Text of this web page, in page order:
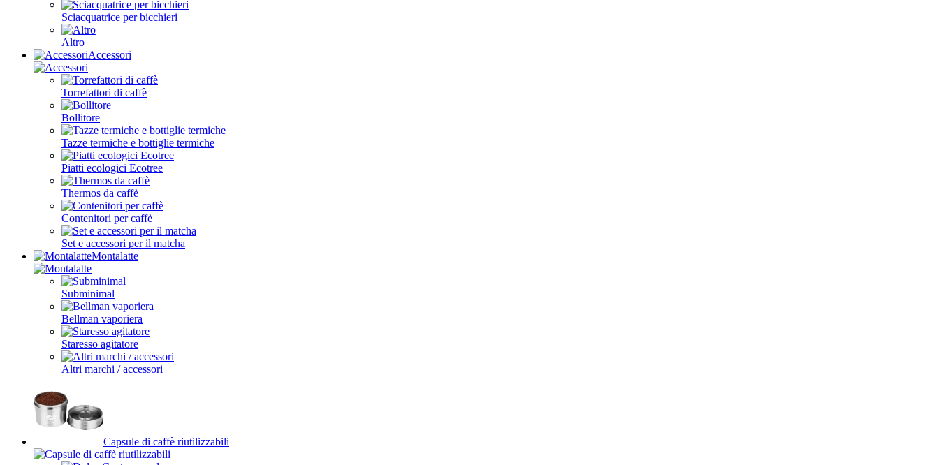
Sciacquatrice per bicchieri
Altro
Accessori
Torrefattori di caffè
Bollitore
Tazze termiche e bottiglie termiche
Piatti ecologici Ecotree
Thermos da caffè
Contenitori per caffè
Set e accessori per il matcha
Montalatte
Subminimal
Bellman vaporiera
Staresso agitatore
Altri marchi / accessori
Capsule di caffè riutilizzabili